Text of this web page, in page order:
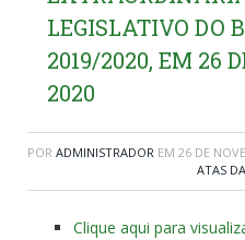
LEGISLATIVO DO
2019/2020, EM 26
2020
POR ADMINISTRADOR EM 26 DE
ATAS
Clique aqui para